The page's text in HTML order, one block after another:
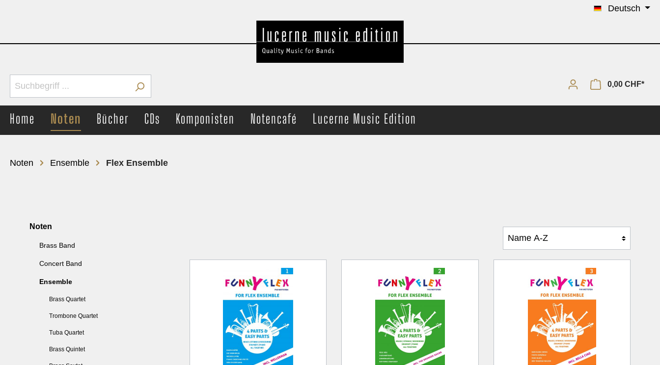
Deutsch
0,00 CHF*
Home Noten Bücher CDs Komponisten Notencafé Lucerne Music Edition
Originalwerke
Gesang/Chor & Brass Band
Solo & Duette
Rumantsch
Lied, Choral, Hymne
Solo & Duette
Rumantsch
Lied, Choral, Hymne
Eröffnungswerke
Marschformat
Ten Piece
Large Brass Ensemble
Flex Ensemble
Noten Ensemble Flex Ensemble
Noten
Brass Band
Concert Band
Ensemble
Brass Quartet
Trombone Quartet
Tuba Quartet
Brass Quintet